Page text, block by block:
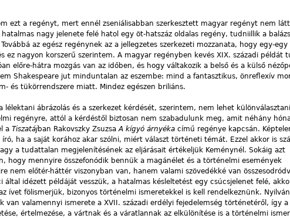
ezt a regényt, mert ennél zseniálisabban szerkesztett magyar regényt nem
nagy jelenete felé hatol egy öt-hatszáz oldalas regény, tudniillik a
az egész regénynek az a jellegzetes szerkezeti mozzanata, hogy egy-egy
ez nagyon korszerű szerintem. A magyar regényben kevés XIX. századi példát
előre-hátra mozgás van az időben, és hogy váltakozik a belső és a külső
Shakespeare jut minduntalan az eszembe: mind a fantasztikus, önreflexív
és tükörrendszere miatt. Mindez egészen briliáns.
ábrázolás és a szerkezet kérdését, szerintem, nem lehet
regényre, attól a kérdéstől biztosan nem szabadulunk meg, amit néhány
a Tiszatájban Rakovszky Zsuzsa A kígyó árnyéka című regénye kapcsán.
ha a saját korához akar szólni, miért választ történeti témát. Ezzel akkor is
a tudattalan megjelenítésének az eljárásait értékeljük Keménynél. Sokáig azt
hogy mennyire összefonódik bennük a magánélet és a történelmi események
nem előtér-háttér viszonyban van, hanem valami szövedékké van
által idézett példáját vesszük, a hatalmas késleltetést egy csúcsjelenet felé,
ívet fölismerjük, bizonyos történelmi ismeretekkel is kell rendelkeznünk. Nyilván
van valamennyi ismerete a XVII. századi erdélyi fejedelemség történetéről, így a
értelmezése, a vártnak és a váratlannak az elkülönítése is a történelmi